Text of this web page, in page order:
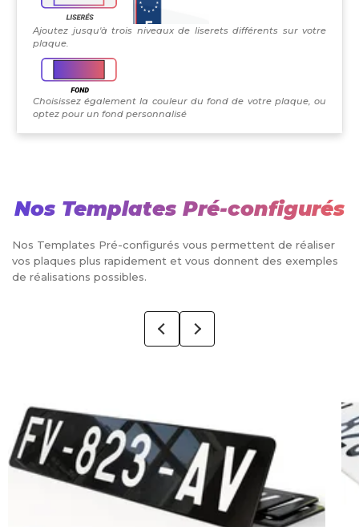
Ajoutez jusqu'à trois niveaux de liserets différents sur votre
plaque.
Choisissez également la couleur du fond de votre plaque, ou
optez pour un fond personnalisé
Nos Templates Pré-configurés
Nos Templates Pré-configurés vous permettent de réaliser
vos plaques plus rapidement et vous donnent des exemples
de réalisations possibles.